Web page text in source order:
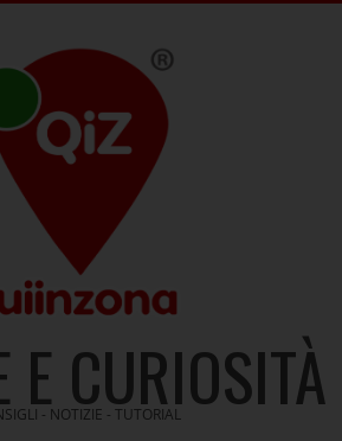
E CURIOSITÀ
- NOTIZIE - TUTORIAL